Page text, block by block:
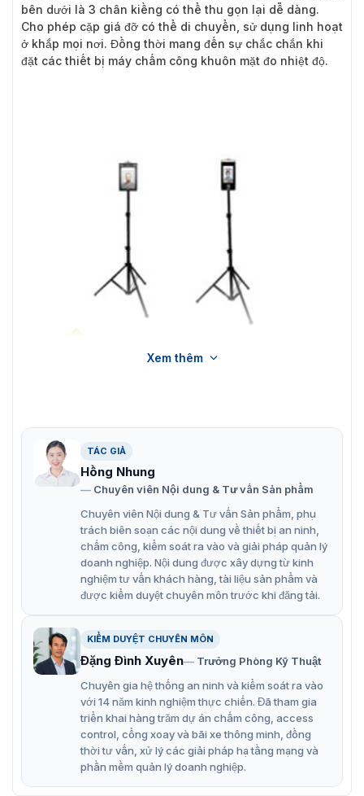
bên dưới là 3 chân kiềng có thể thu gọn lại dễ dàng.
Cho phép cặp giá đỡ có thể di chuyển, sử dụng linh hoạt
ở khắp mọi nơi. Đồng thời mang đến sự chắc chắn khi
đặt các thiết bị máy chấm công khuôn mặt đo nhiệt độ.
Bộ rack màu đen ZK-BK178
Hệ thống an ninh phòng chống dịch
bệnh Covid 19
Trước tình hình dịch bệnh Covid 19 diễn biến phức tạp.
Lây lan dễ dàng qua đường hô hấp và xuất hiện các
triệu chứng như ho, sốt… Ảnh hưởng rất lớn đến cuộc
sống sinh hoạt và nền kinh tế của nhiều quốc gia.
Chính vì vậy, công ty Vietnamsmart đã đưa ra một giải
pháp hiệu quả giúp các khu vực giám sát và phòng
chống dịch bệnh hiệu quả. Đó chính là
đo thân nhiệt.
Xem thêm
TÁC GIẢ
Hồng Nhung
Chuyên viên Nội dung & Tư vấn Sản phẩm
Chuyên viên Nội dung & Tư vấn Sản phẩm, phụ
trách biên soạn các nội dung về thiết bị an ninh,
chấm công, kiểm soát ra vào và giải pháp quản lý
doanh nghiệp. Nội dung được xây dựng từ kinh
nghiệm tư vấn khách hàng, tài liệu sản phẩm và
được kiểm duyệt chuyên môn trước khi đăng tải.
KIỂM DUYỆT CHUYÊN MÔN
Đặng Đình Xuyên
Trưởng Phòng Kỹ Thuật
Chuyên gia hệ thống an ninh và kiểm soát ra vào
với 14 năm kinh nghiệm thực chiến. Đã tham gia
triển khai hàng trăm dự án chấm công, access
control, cổng xoay và bãi xe thông minh, đồng
thời tư vấn, xử lý các giải pháp hạ tầng mạng và
phần mềm quản lý doanh nghiệp.